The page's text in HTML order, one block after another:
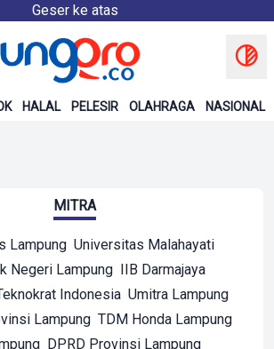
Geser ke atas
HALAL PELESIR OLAHRAGA NASIONAL
MITRA
Lampung Universitas Malahayati
Negeri Lampung IIB Darmajaya
Indonesia Umitra Lampung
Lampung TDM Honda Lampung
DPRD Provinsi Lampung